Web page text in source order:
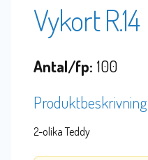
Vykort R.14
Antal/fp: 100
Produktbeskrivning
2-olika Teddy